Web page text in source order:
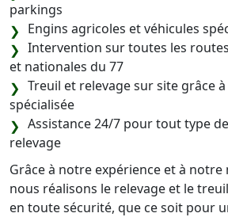
parkings
Engins agricoles et véhicules
Intervention sur toutes les
et nationales du 77
Treuil et relevage sur site grâce
spécialisée
Assistance 24/7 pour tout type
relevage
Grâce à notre expérience et à notre
nous réalisons le relevage et le
en toute sécurité, que ce soit pour